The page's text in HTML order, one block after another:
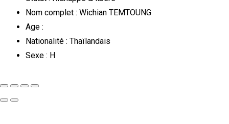
Nom complet : Wichian TEMTOUNG
Age :
Nationalité : Thaïlandais
Sexe : H